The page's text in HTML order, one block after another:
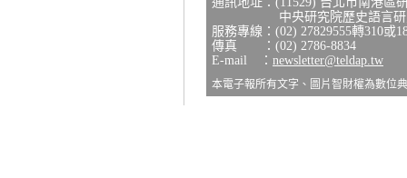
中央研究院歷史語言研究
服務專線：(02) 27829555轉310或
傳真 ：(02) 2786-8834
E-mail ： newsletter@teldap.tw
本電子報所有文字、圖片智財權為數位